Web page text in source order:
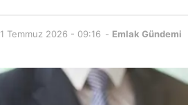
1 Temmuz 2026 - 09:16 - Emlak Gündemi